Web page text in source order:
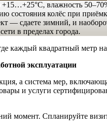
влажность
состояния колёс при
— сдаете зимний, и
в пределах города.
каждый квадратный метр на
эксплуатации
а система мер,
и услуги
момент. Спланируйте